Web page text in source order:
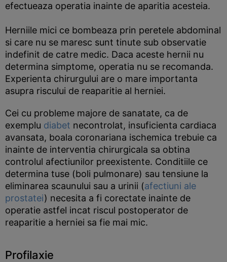
efectueaza operatia inainte de aparitia acesteia.
Herniile mici ce bombeaza prin peretele abdominal
si care nu se maresc sunt tinute sub observatie
indefinit de catre medic. Daca aceste hernii nu
determina simptome, operatia nu se recomanda.
Experienta chirurgului are o mare importanta
asupra riscului de reaparitie al herniei.
Cei cu probleme majore de sanatate, ca de
exemplu diabet necontrolat, insuficienta cardiaca
avansata, boala coronariana ischemica trebuie ca
inainte de interventia chirurgicala sa obtina
controlul afectiunilor preexistente. Conditiile ce
determina tuse (boli pulmonare) sau tensiune la
eliminarea scaunului sau a urinii (afectiuni ale
prostatei) necesita a fi corectate inainte de
operatie astfel incat riscul postoperator de
reaparitie a herniei sa fie mai mic.
Profilaxie